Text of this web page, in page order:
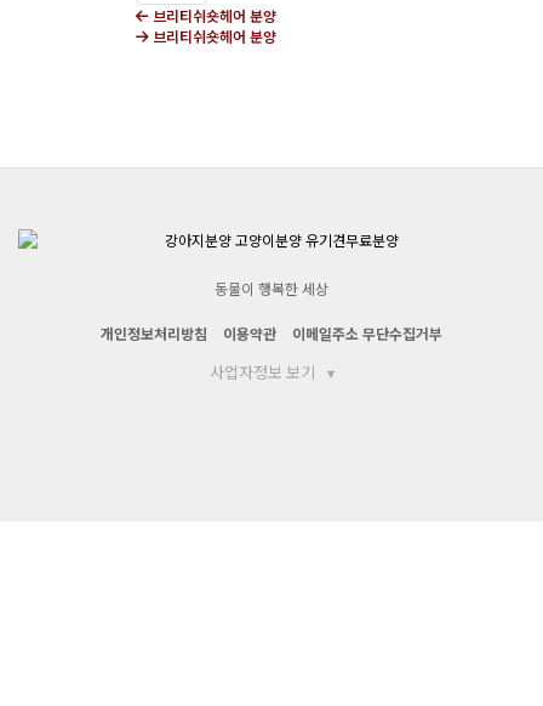
브리티쉬숏헤어 분양
브리티쉬숏헤어 분양
동물이 행복한 세상
개인정보처리방침 이용약관 이메일주소 무단수집거부
사업자정보 보기 ▾